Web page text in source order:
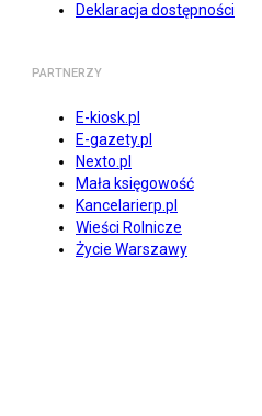
Deklaracja dostępności
PARTNERZY
E-kiosk.pl
E-gazety.pl
Nexto.pl
Mała księgowość
Kancelarierp.pl
Wieści Rolnicze
Życie Warszawy